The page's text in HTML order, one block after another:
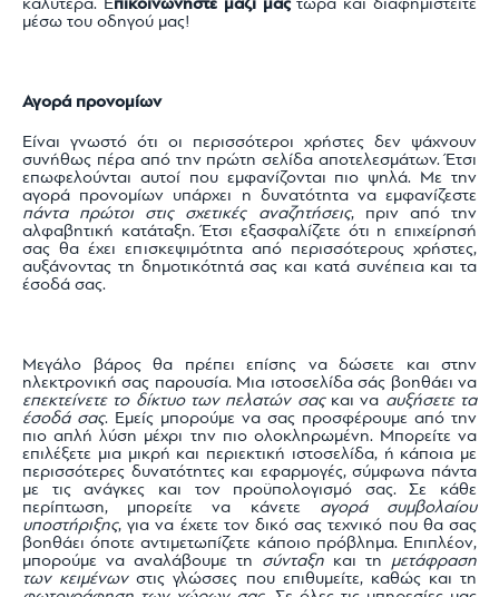
καλύτερα. Επικοινωνήστε μαζί μαςτώρα και διαφημιστείτε
μέσω του οδηγού μας!
Αγορά προνομίων
Είναι γνωστό ότι οι περισσότεροι χρήστες δεν ψάχνουν
συνήθως πέρα από την πρώτη σελίδα αποτελεσμάτων. Έτσι
επωφελούνται αυτοί που εμφανίζονται πιο ψηλά. Με την
αγορά προνομίων υπάρχει η δυνατότητα να εμφανίζεστε
πάντα πρώτοι στις σχετικές αναζητήσεις, πριν από την
αλφαβητική κατάταξη. Έτσι εξασφαλίζετε ότι η επιχείρησή
σας θα έχει επισκεψιμότητα από περισσότερους χρήστες,
αυξάνοντας τη δημοτικότητά σας και κατά συνέπεια και τα
έσοδά σας.
Μεγάλο βάρος θα πρέπει επίσης να δώσετε και στην
ηλεκτρονική σας παρουσία. Μια ιστοσελίδα σάς βοηθάει να
επεκτείνετε το δίκτυο των πελατών σαςκαι να αυξήσετε τα
έσοδά σας. Εμείς μπορούμε να σας προσφέρουμε από την
πιο απλή λύση μέχρι την πιο ολοκληρωμένη. Μπορείτε να
επιλέξετε μια μικρή και περιεκτική ιστοσελίδα, ή κάποια με
περισσότερες δυνατότητες και εφαρμογές, σύμφωνα πάντα
με τις ανάγκες και τον προϋπολογισμό σας. Σε κάθε
περίπτωση, μπορείτε να κάνετε αγορά συμβολαίου
υποστήριξης, για να έχετε τον δικό σας τεχνικό που θα σας
βοηθάει όποτε αντιμετωπίζετε κάποιο πρόβλημα. Επιπλέον,
μπορούμε να αναλάβουμε τη σύνταξη και τη μετάφραση
των κειμένωνστις γλώσσες που επιθυμείτε, καθώς και τη